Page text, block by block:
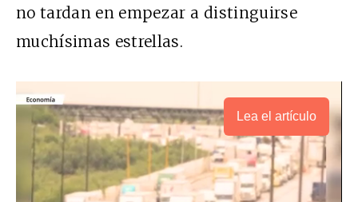
no tardan en empezar a distinguirse
muchísimas estrellas.
Lea el artículo